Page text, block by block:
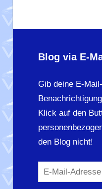
Blog via E-
Gib deine E-
Klick auf den
den Blog nicht!
E-
Mail-